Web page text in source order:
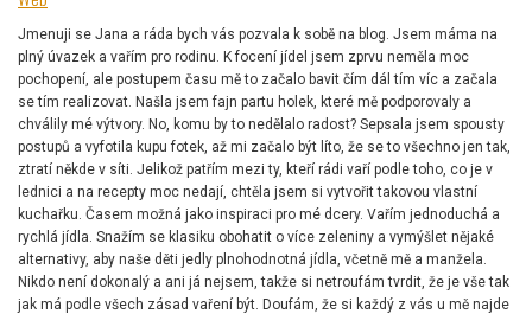
Jmenuji se Jana a ráda bych vás pozvala k sobě na blog. Jsem máma na
plný úvazek a vařím pro rodinu. K focení jídel jsem zprvu neměla moc
pochopení, ale postupem času mě to začalo bavit čím dál tím víc a začala
se tím realizovat. Našla jsem fajn partu holek, které mě podporovaly a
chválily mé výtvory. No, komu by to nedělalo radost? Sepsala jsem spousty
postupů a vyfotila kupu fotek, až mi začalo být líto, že se to všechno jen tak,
ztratí někde v síti. Jelikož patřím mezi ty, kteří rádi vaří podle toho, co je v
lednici a na recepty moc nedají, chtěla jsem si vytvořit takovou vlastní
kuchařku. Časem možná jako inspiraci pro mé dcery. Vařím jednoduchá a
rychlá jídla. Snažím se klasiku obohatit o více zeleniny a vymýšlet nějaké
alternativy, aby naše děti jedly plnohodnotná jídla, včetně mě a manžela.
Nikdo není dokonalý a ani já nejsem, takže si netroufám tvrdit, že je vše tak
jak má podle všech zásad vaření být. Doufám, že si každý z vás u mě najde